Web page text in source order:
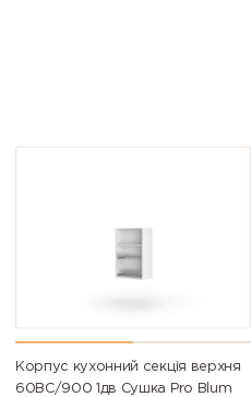
Корпус кухонний секцiя верхня
60ВС/900 1дв Сушка Pro Blum